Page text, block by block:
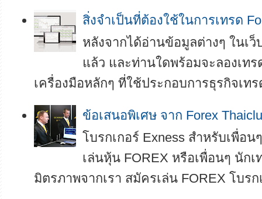
สิ่งจำเป็นที่ต้องใช้ในการเทรด
หลังจากได้อ่านข้อมูลต่างๆ ในเว็
แล้ว และท่านใดพร้อมจะลองเทร
เครื่องมือหลักๆ ที่ใช้ประกอบการธุรกิจเทร
ข้อเสนอพิเศษ จาก Forex
โบรกเกอร์ Exness สำหรับเพื่อ
เล่นหุ้น FOREX หรือเพื่อนๆ นัก
มิตรภาพจากเรา สมัครเล่น FOREX โบรก